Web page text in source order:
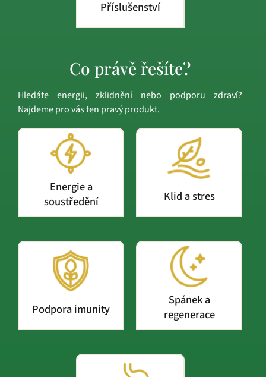
Příslušenství
Co právě řešíte?
Hledáte energii, zklidnění nebo podporu zdraví?
Najdeme pro vás ten pravý produkt.
Energie a
soustředění
Klid a stres
Podpora imunity
Spánek a
regenerace